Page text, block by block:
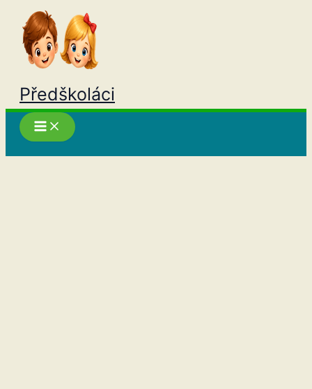
Přeskočit
obsah
Předškoláci